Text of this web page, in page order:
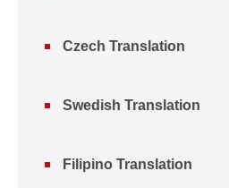
Czech Translation
Swedish Translation
Filipino Translation